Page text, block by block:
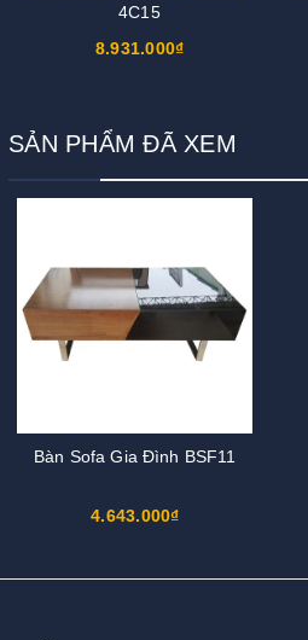
4C15
8.931.000₫
SẢN PHẨM ĐÃ XEM
Bàn Sofa Gia Đình BSF11
4.643.000₫